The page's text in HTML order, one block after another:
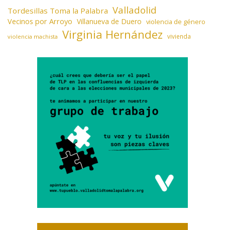
Tordesillas Toma la Palabra Valladolid
Vecinos por Arroyo Villanueva de Duero violencia de género
violencia machista Virginia Hernández vivienda